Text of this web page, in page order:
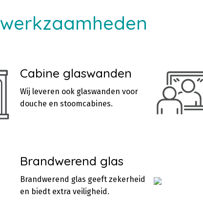
werkzaamheden
Cabine glaswanden
Wij leveren ook glaswanden voor
douche en stoomcabines.
Brandwerend glas
Brandwerend glas geeft zekerheid
en biedt extra veiligheid.